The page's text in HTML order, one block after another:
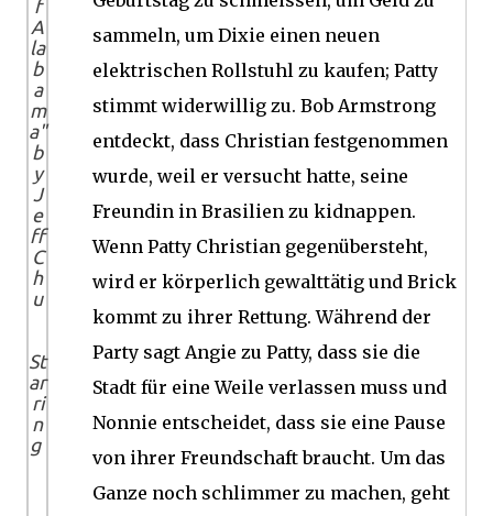
f
A
la
b
a
m
a"
b
y
J
e
ff
C
h
u
St
ar
ri
n
g
sammeln, um Dixie einen neuen
elektrischen Rollstuhl zu kaufen; Patty
stimmt widerwillig zu. Bob Armstrong
entdeckt, dass Christian festgenommen
wurde, weil er versucht hatte, seine
Freundin in Brasilien zu kidnappen.
Wenn Patty Christian gegenübersteht,
wird er körperlich gewalttätig und Brick
kommt zu ihrer Rettung. Während der
Party sagt Angie zu Patty, dass sie die
Stadt für eine Weile verlassen muss und
Nonnie entscheidet, dass sie eine Pause
von ihrer Freundschaft braucht. Um das
Ganze noch schlimmer zu machen, geht